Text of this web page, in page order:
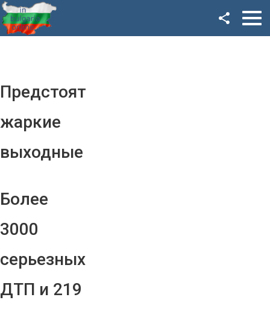
Предстоят
жаркие
выходные
Более
3000
серьезных
ДТП и 219